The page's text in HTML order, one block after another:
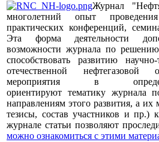
Журнал
многолетний опыт
практических конференций,
Эта форма деятельности
возможности журнала по
способствовать развитию научно-
отечественной
мероприятия в
ориентируют тематику журнала
направлениям этого развития, а их
тезисы, состав участников и пр.)
журнале статьи позволяют
можно ознакомиться с этими